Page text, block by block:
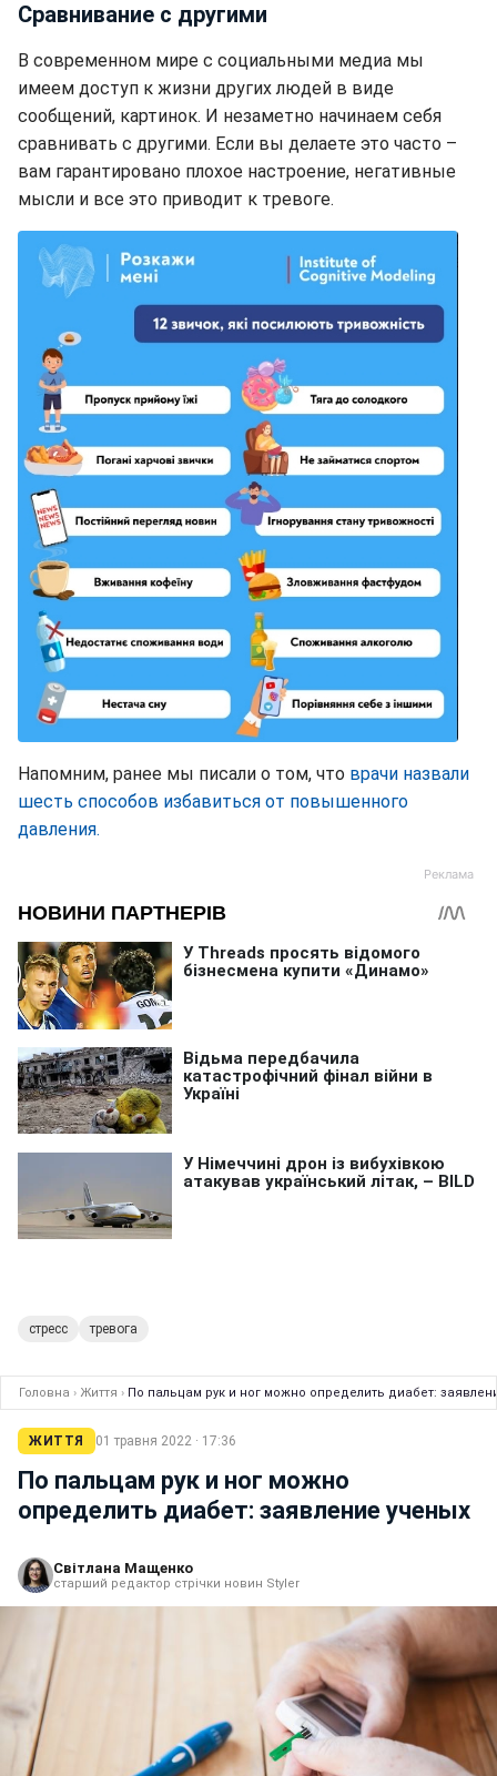
Сравнивание с другими
В современном мире с социальными медиа мы
имеем доступ к жизни других людей в виде
сообщений, картинок. И незаметно начинаем себя
сравнивать с другими. Если вы делаете это часто –
вам гарантировано плохое настроение, негативные
мысли и все это приводит к тревоге.
Напомним, ранее мы писали о том, что врачи назвали
шесть способов избавиться от повышенного
давления.
стресс тревога
Головна › Життя › По пальцам рук и ног можно определить диабет:
ЖИТТЯ 01 травня 2022 · 17:36
По пальцам рук и ног можно
определить диабет: заявление ученых
Світлана Мащенко
старший редактор стрічки новин Styler